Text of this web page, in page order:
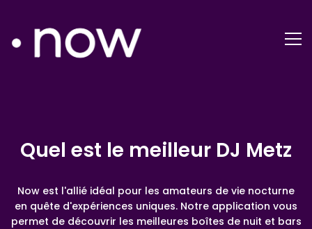
Quel est le meilleur DJ Metz
Now est l'allié idéal pour les amateurs de vie nocturne
en quête d'expériences uniques. Notre application vous
permet de découvrir les meilleures boîtes de nuit et bars